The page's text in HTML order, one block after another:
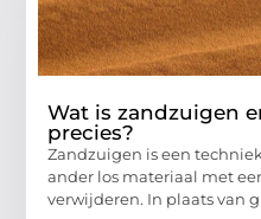
Wat is zandzuigen
precies?
Zandzuigen is een
ander los materiaal met
verwijderen. In plaats van